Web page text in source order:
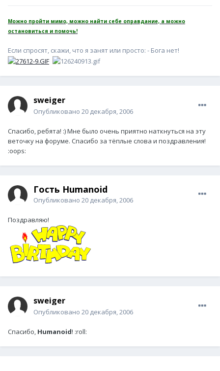
Можно пройти мимо, можно найти себе оправдание, а можно
остановиться и помочь!
Если спросят, скажи, что я занят или просто: - Бога нет!
sweiger
Опубликовано 20 декабря, 2006
Спасибо, ребята! :) Мне было очень приятно наткнуться на эту
веточку на форуме. Спасибо за тёплые слова и поздравления!
:oops:
Гость Humanoid
Опубликовано 20 декабря, 2006
Поздравляю!
sweiger
Опубликовано 20 декабря, 2006
Спасибо, Humanoid! :roll: